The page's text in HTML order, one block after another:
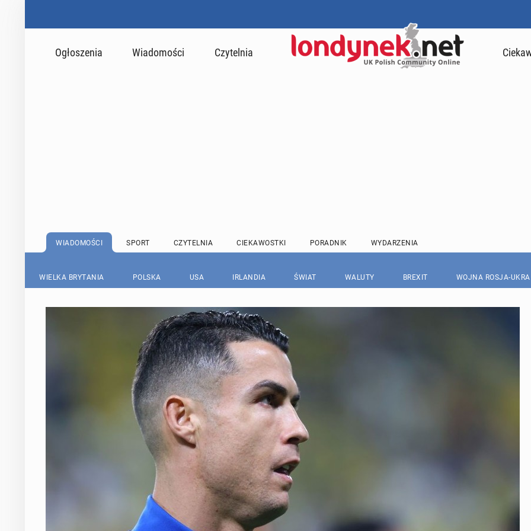
Ogłoszenia Wiadomości Czytelnia
WIADOMOŚCI SPORT CZYTELNIA CIEKAWOSTKI PORADNIK WYDARZENIA
WIELKA BRYTANIA POLSKA USA IRLANDIA ŚWIAT WALUTY BREXIT WOJNA ROSJA-